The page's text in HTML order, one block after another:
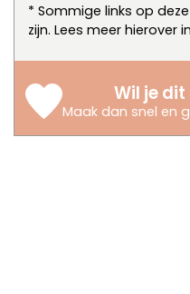
* Sommige links op
zijn. Lees meer hierover
Wil je
Maak dan snel en